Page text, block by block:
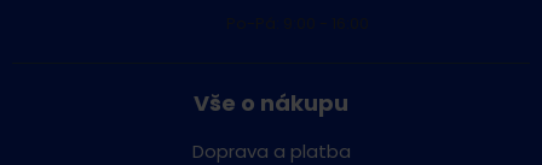
Vše o nákupu
Doprava a platba